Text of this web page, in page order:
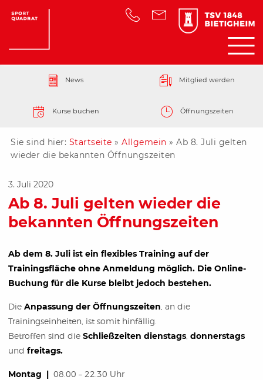
News Mitglied werden
Kurse buchen Öffnungszeiten
Sie sind hier: Startseite » Allgemein » Ab 8. Juli gelten
wieder die bekannten Öffnungszeiten
3. Juli 2020
Ab 8. Juli gelten wieder die
bekannten Öffnungszeiten
Ab dem 8. Juli ist ein flexibles Training auf der
Trainingsfläche ohne Anmeldung möglich. Die Online-
Buchung für die Kurse bleibt jedoch bestehen.
Die Anpassung der Öffnungszeiten , an die
Trainingseinheiten, ist somit hinfällig.
Betroffen sind die Schließzeiten dienstags donnerstags
und freitags.
Montag | 08.00 – 22.30 Uhr